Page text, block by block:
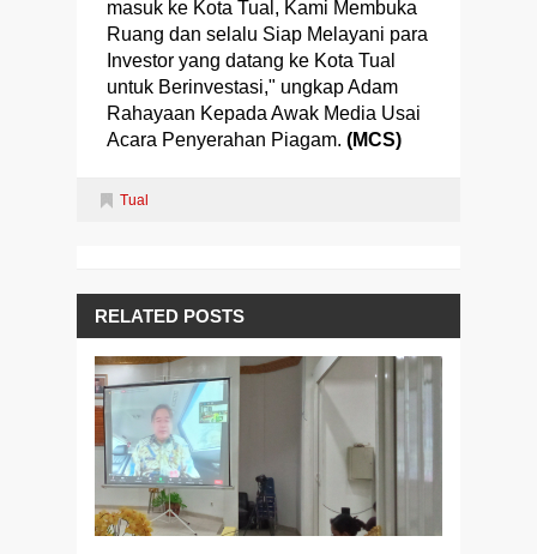
masuk ke Kota Tual, Kami Membuka
Ruang dan selalu Siap Melayani para
Investor yang datang ke Kota Tual
untuk Berinvestasi," ungkap Adam
Rahayaan Kepada Awak Media Usai
Acara Penyerahan Piagam. (MCS)
Tual
RELATED POSTS